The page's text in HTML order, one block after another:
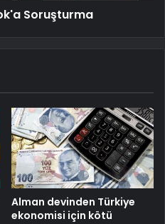
Soruşturma
Alman devinden Türkiye
ekonomisi için kötü